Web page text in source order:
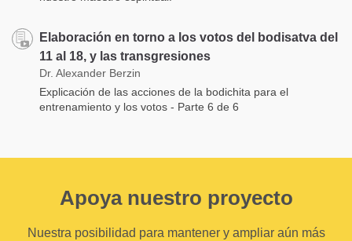
Elaboración en torno a los votos del bodisatva del
11 al 18, y las transgresiones
Dr. Alexander Berzin
Explicación de las acciones de la bodichita para el
entrenamiento y los votos - Parte 6 de 6
Apoya nuestro proyecto
Nuestra posibilidad para mantener y ampliar aún más